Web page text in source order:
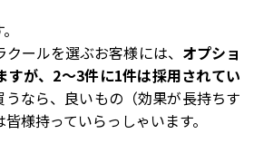
ールを選ぶお客様には、 オプショ
すが、2～3件に1件は採用されてい
うなら、良いもの（効果が長持ちす
様持っていらっしゃいます。